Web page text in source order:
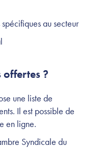
au secteur
offertes ?
une liste de
Il est possible de
en ligne.
Syndicale du